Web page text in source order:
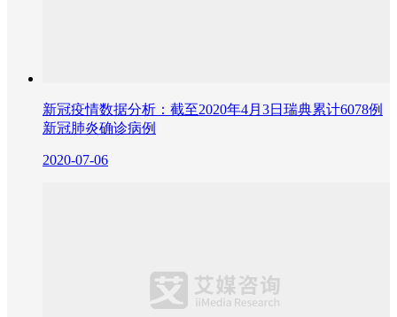
新冠疫情数据分析：截至2020年4月3日瑞典累计6078例
新冠肺炎确诊病例
2020-07-06